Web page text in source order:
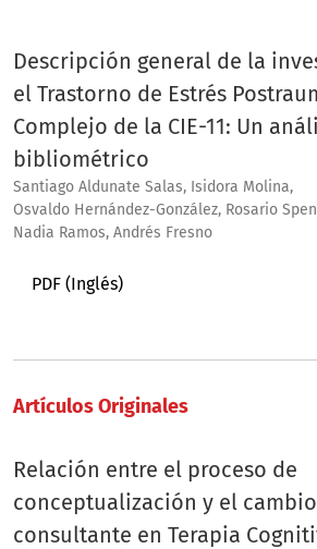
Descripción general de la
el Trastorno de Estrés
Complejo de la CIE-11: Un
bibliométrico
Santiago Aldunate Salas, Isidora Molina,
Osvaldo Hernández-González, Rosario
Nadia Ramos, Andrés Fresno
PDF (Inglés)
Artí­culos Originales
Relación entre el proceso de
conceptualización y el
consultante en Terapia